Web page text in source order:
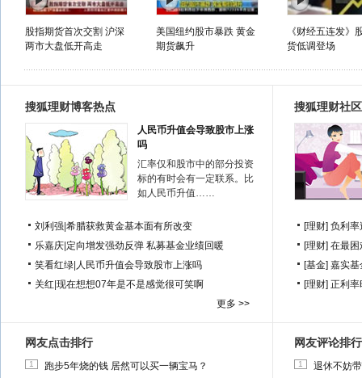
股指期货首次交割 沪深
两市大盘低开高走
美国纽约股市暴跌 黄金
期货飙升
《财经五连发》
货低调登场
搜狐理财博客热点
人民币升值会导致股市上涨
吗
汇率仅和股市中的部分投资
标的有时会有一定联系。比
如人民币升值……
刘利强 希腊获救黄金基本面有所改变
乐嘉庆 定向增发强劲反弹 私募基金业绩回暖
笑看红绿 人民币升值会导致股市上涨吗
关红 现在想想07年是不是感觉很可笑啊
更多 >>
搜狐理财社
[理财] 负利率
[理财] 在最困
[基金] 嘉实基
[理财] 正利率
网友点击排行
1 跑步5年烧的钱 居然可以买一辆宝马？
网友评论排行
1 退休不妨